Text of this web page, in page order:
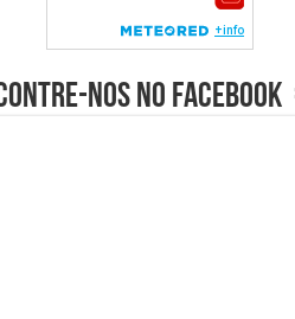
nos no Facebook